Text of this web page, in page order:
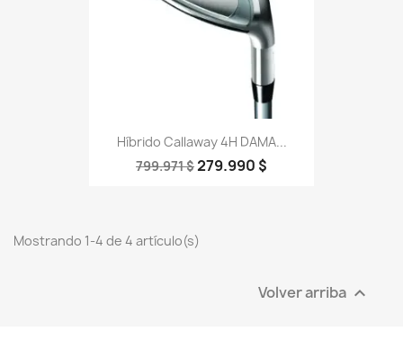
Híbrido Callaway 4H DAMA...
799.971 $279.990 $
Mostrando 1-4 de 4 artículo(s)
Volver arriba 